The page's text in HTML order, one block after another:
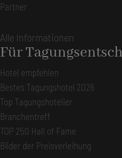
Partner
Alle Informationen
Für
Hotel empfehlen
Bestes Tagungshotel 2026
Top Tagungshotelier
Branchentreff
TOP 250 Hall of Fame
Bilder der Preisverleihung